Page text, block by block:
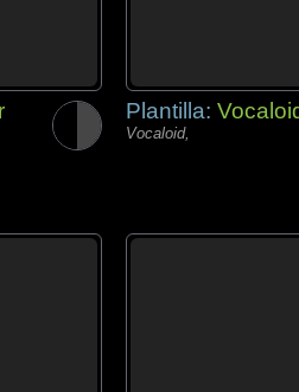
Plantilla:
Vocaloid,